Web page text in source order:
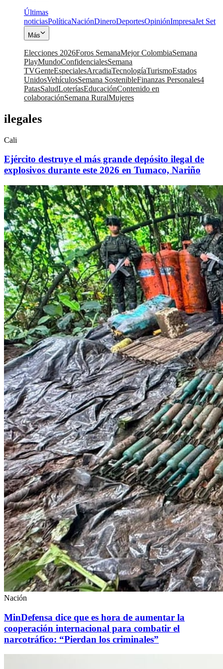
Últimas
noticiasPolíticaNaciónDineroDeportesOpiniónImpresaJet Set
Más
Elecciones 2026Foros SemanaMejor ColombiaSemana
PlayMundoConfidencialesSemana
TVGenteEspecialesArcadiaTecnologíaTurismoEstados
UnidosVehículosSemana SostenibleFinanzas Personales4
PatasSaludLoteríasEducaciónContenido en
colaboraciónSemana RuralMujeres
ilegales
Cali
Ejército destruye el más grande depósito ilegal de
explosivos durante este 2026 en Tumaco, Nariño
Nación
MinDefensa dice que es hora de aumentar la
cooperación internacional para combatir el
narcotráfico: “Pierdan los criminales”